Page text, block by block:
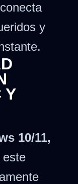
y
Y
10/11,
este